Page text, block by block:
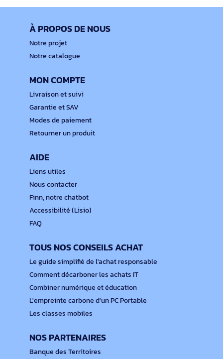
À PROPOS DE NOUS
Notre projet
Notre catalogue
MON COMPTE
Livraison et suivi
Garantie et SAV
Modes de paiement
Retourner un produit
AIDE
Liens utiles
Nous contacter
Finn, notre chatbot
Accessibilité (Lisio)
FAQ
TOUS NOS CONSEILS ACHAT
Le guide simplifié de l'achat responsable
Comment décarboner les achats IT
Combiner numérique et éducation
L'empreinte carbone d'un PC Portable
Les classes mobiles
NOS PARTENAIRES
Banque des Territoires